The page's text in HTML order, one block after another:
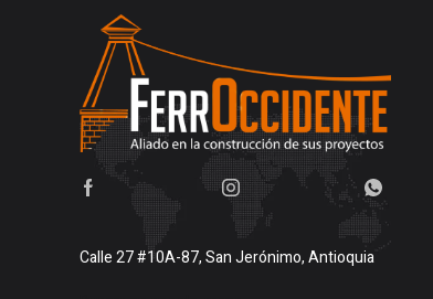
Calle 27 #10A-87, San Jerónimo, Antioquia